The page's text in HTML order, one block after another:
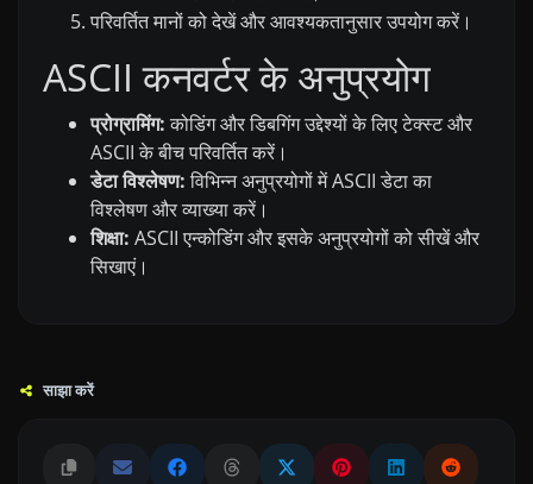
परिवर्तित मानों को देखें और आवश्यकतानुसार उपयोग करें।
ASCII कनवर्टर के अनुप्रयोग
प्रोग्रामिंग:कोडिंग और डिबगिंग उद्देश्यों के लिए टेक्स्ट और
ASCII के बीच परिवर्तित करें।
डेटा विश्लेषण:विभिन्न अनुप्रयोगों में ASCII डेटा का
विश्लेषण और व्याख्या करें।
शिक्षा: ASCII एन्कोडिंग और इसके अनुप्रयोगों को सीखें और
सिखाएं।
साझा करें